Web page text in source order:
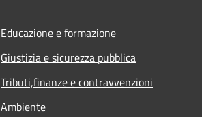
Educazione e formazione
Giustizia e sicurezza pubblica
Tributi,finanze e contravvenzioni
Ambiente